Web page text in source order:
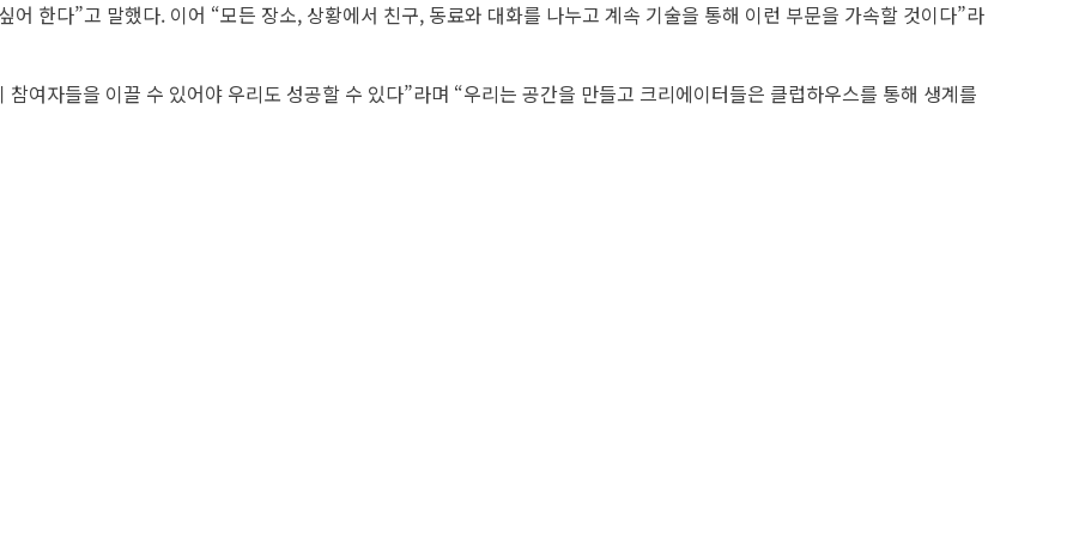
한다”고 말했다. 이어 “모든 장소, 상황에서 친구, 동료와 대화를 나누고 계속 기술을 통해 이런 부문을 가속할 것이다”라
여자들을 이끌 수 있어야 우리도 성공할 수 있다”라며 “우리는 공간을 만들고 크리에이터들은 클럽하우스를 통해 생계를